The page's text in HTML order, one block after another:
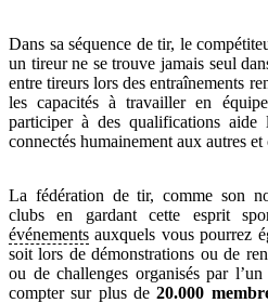
Dans sa séquence de tir, le
un tireur ne se trouve jamais seul
entre tireurs lors des entraînements
les capacités à travailler en
participer à des qualifications
connectés humainement aux autres
La fédération de tir, comme son
clubs en gardant cette esprit
événements auxquels vous pourrez
soit lors de démonstrations ou de
ou de challenges organisés par
compter sur plus de20.000